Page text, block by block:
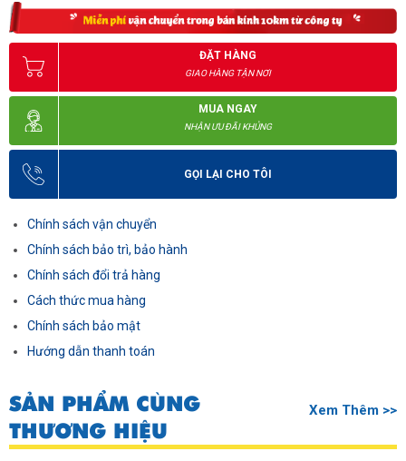
ĐẶT HÀNG
GIAO HÀNG TẬN NƠI
MUA NGAY
NHẬN ƯU ĐÃI KHỦNG
GỌI LẠI CHO TÔI
Chính sách vận chuyển
Chính sách bảo trì, bảo hành
Chính sách đổi trả hàng
Cách thức mua hàng
Chính sách bảo mật
Hướng dẫn thanh toán
SẢN PHẨM CÙNG
THƯƠNG HIỆU
Xem Thêm >>